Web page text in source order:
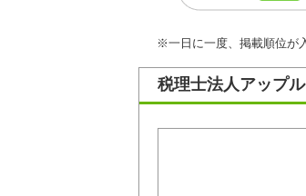
※一日に一度、掲載順位が
税理士法人アップ